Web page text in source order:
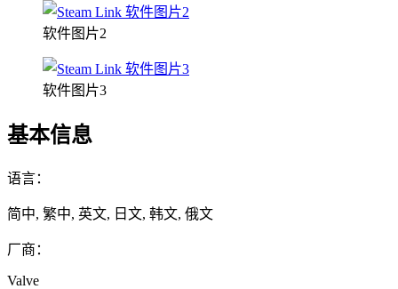
软件图片2
软件图片3
基本信息
语言：
简中, 繁中, 英文, 日文, 韩文, 俄文
厂商：
Valve